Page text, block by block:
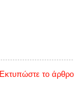
Εκτυπώστε το άρθρο